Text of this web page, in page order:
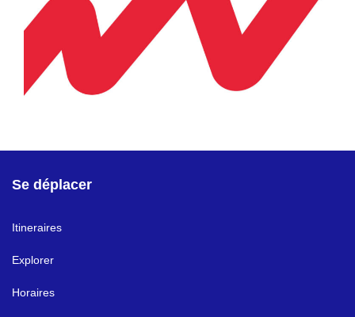
Se déplacer
Itineraires
Explorer
Horaires